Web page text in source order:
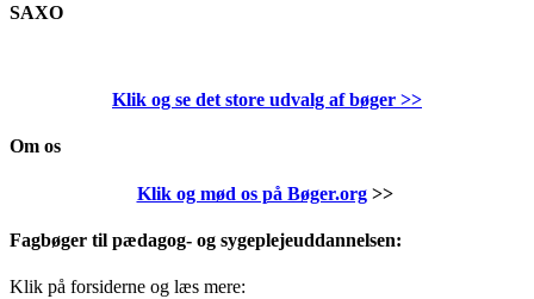
SAXO
Klik og se det store udvalg af bøger >>
Om os
Klik og mød os på Bøger.org>>
Fagbøger til pædagog- og sygeplejeuddannelsen:
Klik på forsiderne og læs mere: